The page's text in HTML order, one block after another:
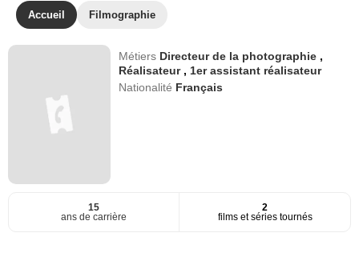
Accueil Filmographie
Métiers Directeur de la photographie ,
Réalisateur , 1er assistant réalisateur
Nationalité Français
15
ans de carrière
2
films et séries tournés